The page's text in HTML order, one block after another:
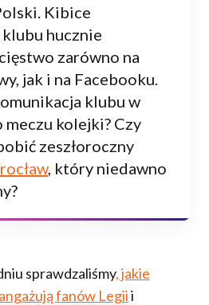
Kibice
hucznie
zarówno na
jak i na Facebooku.
klubu w
kolejki? Czy
zeszłoroczny
, który niedawno
sprawdzaliśmy, jakie
fanów Legiii